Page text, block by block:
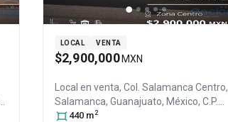
LOCAL VENTA
$2,900,000 MXN
Local en venta, Col. Salamanca Centro,
Salamanca, Guanajuato, México, C.P.
36700, ID:
440 m2